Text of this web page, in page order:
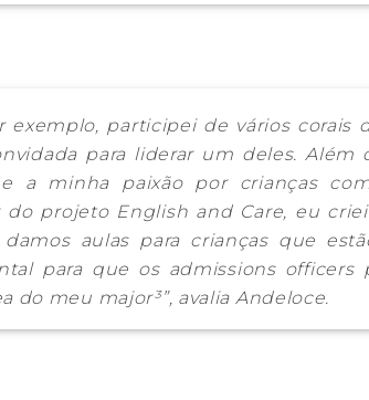
exemplo, participei de vários
para liderar um deles.
e a minha paixão por crianças
do projeto English and Care, eu
aulas para crianças que
para que os admissions officers
do meu major³”, avalia Andeloce.